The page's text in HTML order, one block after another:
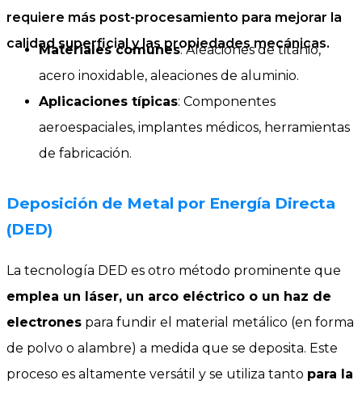
requiere más post-procesamiento para mejorar la
calidad superficial y las propiedades mecánicas.
Materiales comunes: Aleaciones de titanio,
acero inoxidable, aleaciones de aluminio.
Aplicaciones típicas: Componentes
aeroespaciales, implantes médicos, herramientas
de fabricación.
Deposición de Metal por Energía Directa
(DED)
La tecnología DED es otro método prominente que
emplea un láser, un arco eléctrico o un haz de
electrones para fundir el material metálico (en forma
de polvo o alambre) a medida que se deposita. Este
proceso es altamente versátil y se utiliza tanto para la